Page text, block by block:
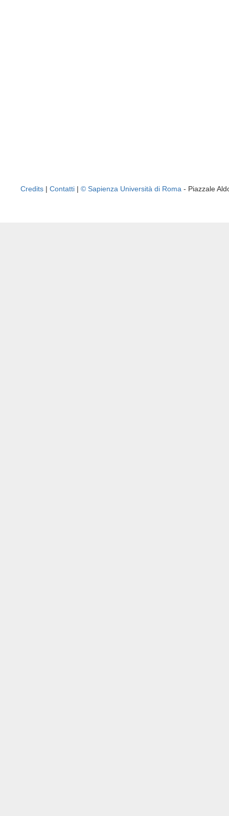
Credits | Contatti | © Sapienza Università di Roma - Piazzale